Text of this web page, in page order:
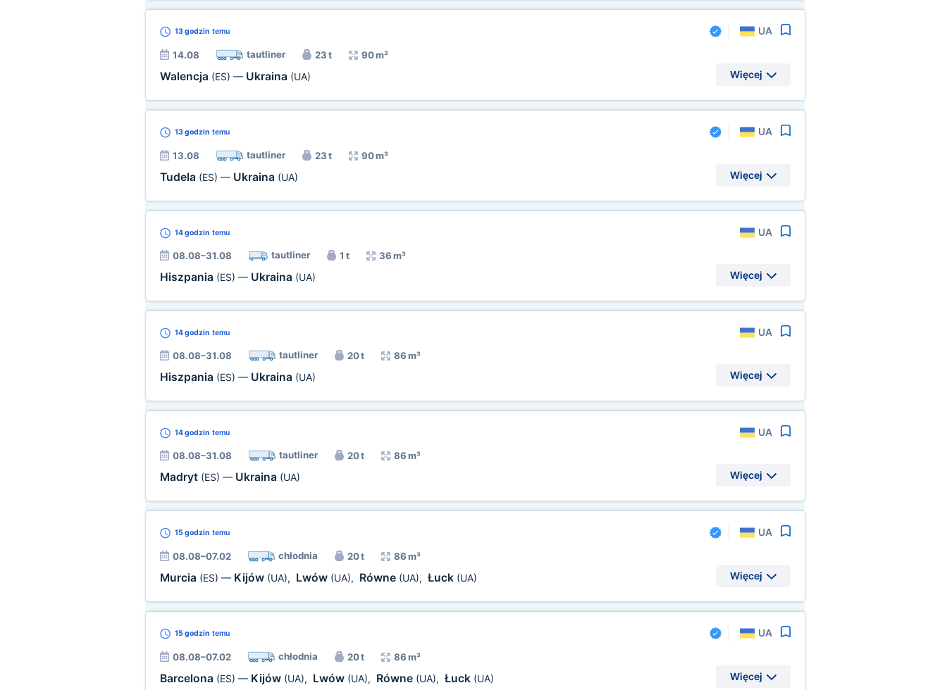
13 godzin temu UA
14.08 tautliner 23 t 90 m³
Walencja (ES) — Ukraina (UA) Więcej
13 godzin temu UA
13.08 tautliner 23 t 90 m³
Tudela (ES) — Ukraina (UA) Więcej
14 godzin temu UA
08.08–31.08 tautliner 1 t 36 m³
Hiszpania (ES) — Ukraina (UA) Więcej
14 godzin temu UA
08.08–31.08 tautliner 20 t 86 m³
Hiszpania (ES) — Ukraina (UA) Więcej
14 godzin temu UA
08.08–31.08 tautliner 20 t 86 m³
Madryt (ES) — Ukraina (UA) Więcej
15 godzin temu UA
08.08–07.02 chłodnia 20 t 86 m³
Murcia (ES) — Kijów (UA), Lwów (UA), Równe (UA), Łuck (UA) Więcej
15 godzin temu UA
08.08–07.02 chłodnia 20 t 86 m³
Barcelona (ES) — Kijów (UA), Lwów (UA), Równe (UA), Łuck (UA) Więcej